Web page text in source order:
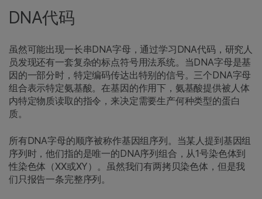
DNA代码
虽然可能出现一长串DNA字母，通过学习DNA代码，研究人
员发现还有一套复杂的标点符号用法系统。当DNA字母是基
因的一部分时，特定编码传达出特别的信号。三个DNA字母
组合表示特定氨基酸。在基因的作用下，氨基酸提供被人体
内特定物质读取的指令，来决定需要生产何种类型的蛋白
质。
所有DNA字母的顺序被称作基因组序列。当某人提到基因组
序列时，他们指的是唯一的DNA序列组合，从1号染色体到
性染色体（XX或XY）。虽然我们有两拷贝染色体，但是我
们只报告一条完整序列。